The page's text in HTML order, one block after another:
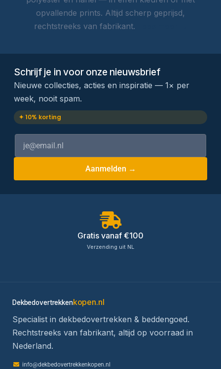
opvallende prints. Altijd scherp geprijsd,
rechtstreeks van fabrikant.
Schrijf je in voor onze nieuwsbrief
Nieuwe collecties, acties en inspiratie — 1× per
week, nooit spam.
✦ 10% korting
Aanmelden →
Gratis vanaf €100
Verzending uit NL
Dekbedovertrekkenkopen.nl
Specialist in dekbedovertrekken & beddengoed.
Rechtstreeks van fabrikant, altijd op voorraad in
Nederland.
info@dekbedovertrekkenkopen.nl